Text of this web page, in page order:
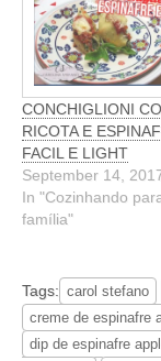
CONCHIGLIONI
RICOTA E
FACIL E LIGHT
September 14,
In "Cozinhando
família"
Tags: carol stefano
creme de espinafre
dip de espinafre